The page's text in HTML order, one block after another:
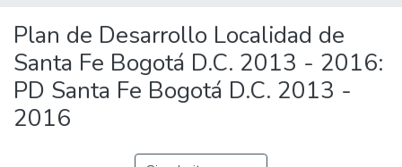
Plan de Desarrollo Localidad de
Santa Fe Bogotá D.C. 2013 - 2016:
PD Santa Fe Bogotá D.C. 2013 -
2016